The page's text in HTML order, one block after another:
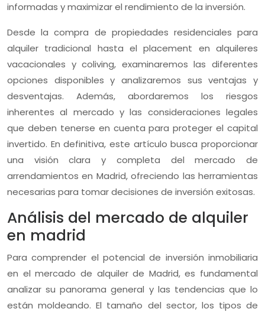
informadas y maximizar el rendimiento de la inversión.
Desde la compra de propiedades residenciales para
alquiler tradicional hasta el placement en alquileres
vacacionales y coliving, examinaremos las diferentes
opciones disponibles y analizaremos sus ventajas y
desventajas. Además, abordaremos los riesgos
inherentes al mercado y las consideraciones legales
que deben tenerse en cuenta para proteger el capital
invertido. En definitiva, este artículo busca proporcionar
una visión clara y completa del mercado de
arrendamientos en Madrid, ofreciendo las herramientas
necesarias para tomar decisiones de inversión exitosas.
Análisis del mercado de alquiler
en madrid
Para comprender el potencial de inversión inmobiliaria
en el mercado de alquiler de Madrid, es fundamental
analizar su panorama general y las tendencias que lo
están moldeando. El tamaño del sector, los tipos de